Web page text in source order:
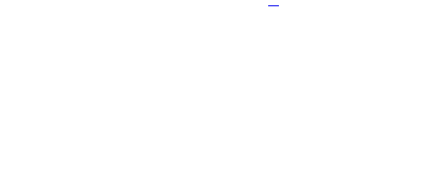
заведение в Новосибирске. Основанная в 1956
первым музыкальным высшим учебным
С 1957 года она носит имя Михаила Ивановича